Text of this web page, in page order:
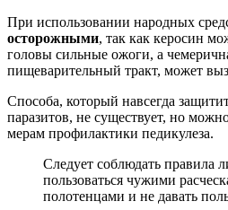
При использовании народных
осторожными, так как керосин
головы сильные ожоги, а
пищеварительный тракт, может
Способа, который навсегда
паразитов, не существует, но
мерам профилактики педикулеза.
Следует соблюдать правила
пользоваться чужими
полотенцами и не давать